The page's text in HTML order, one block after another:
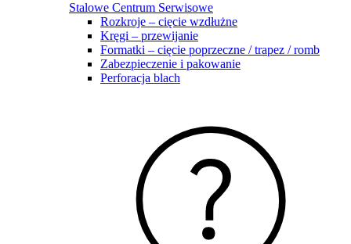
Stalowe Centrum Serwisowe
Rozkroje – cięcie wzdłużne
Kręgi – przewijanie
Formatki – cięcie poprzeczne / trapez / romb
Zabezpieczenie i pakowanie
Perforacja blach